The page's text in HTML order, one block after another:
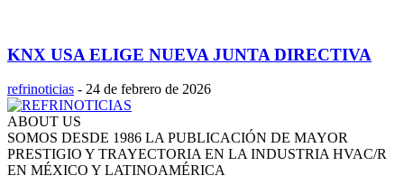
KNX USA ELIGE NUEVA JUNTA DIRECTIVA
refrinoticias - 24 de febrero de 2026
ABOUT US
SOMOS DESDE 1986 LA PUBLICACIÓN DE MAYOR
PRESTIGIO Y TRAYECTORIA EN LA INDUSTRIA HVAC/R
EN MÉXICO Y LATINOAMÉRICA